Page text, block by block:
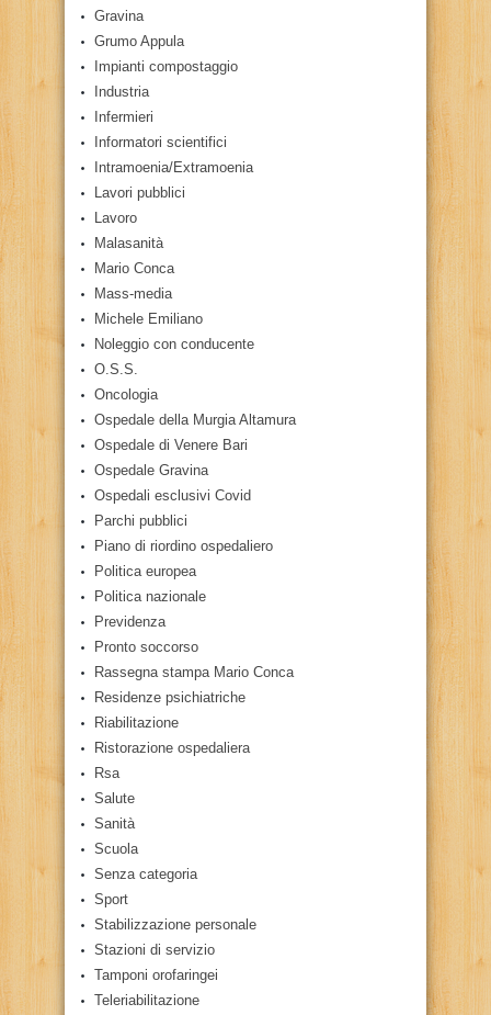
Gravina
Grumo Appula
Impianti compostaggio
Industria
Infermieri
Informatori scientifici
Intramoenia/Extramoenia
Lavori pubblici
Lavoro
Malasanità
Mario Conca
Mass-media
Michele Emiliano
Noleggio con conducente
O.S.S.
Oncologia
Ospedale della Murgia Altamura
Ospedale di Venere Bari
Ospedale Gravina
Ospedali esclusivi Covid
Parchi pubblici
Piano di riordino ospedaliero
Politica europea
Politica nazionale
Previdenza
Pronto soccorso
Rassegna stampa Mario Conca
Residenze psichiatriche
Riabilitazione
Ristorazione ospedaliera
Rsa
Salute
Sanità
Scuola
Senza categoria
Sport
Stabilizzazione personale
Stazioni di servizio
Tamponi orofaringei
Teleriabilitazione